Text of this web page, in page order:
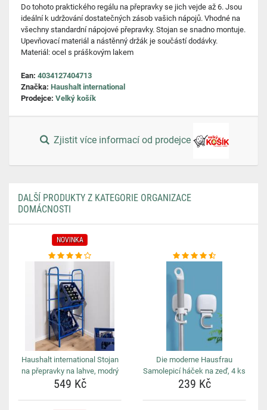
Do tohoto praktického regálu na přepravky se jich vejde až 6. Jsou
ideální k udržování dostatečných zásob vašich nápojů. Vhodné na
všechny standardní nápojové přepravky. Stojan se snadno montuje.
Upevňovací materiál a nástěnný držák je součástí dodávky.
Materiál: ocel s práškovým lakem
Ean: 4034127404713
Značka: Haushalt international
Prodejce: Velký košík
Zjistit více informací od prodejce
DALŠÍ PRODUKTY Z KATEGORIE ORGANIZACE
DOMÁCNOSTI
NOVINKA
Haushalt international Stojan
na přepravky na lahve, modrý
549 Kč
Die moderne Hausfrau
Samolepicí háček na zeď, 4 ks
239 Kč